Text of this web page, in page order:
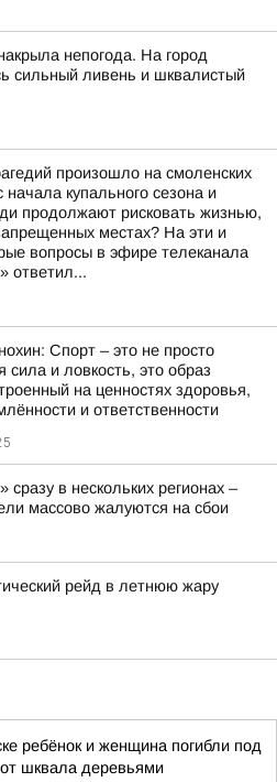
непогода. На город
сильный ливень и шквалистый
произошло на смоленских
начала купального сезона и
продолжают рисковать жизнью,
местах? На эти и
вопросы в эфире телеканала
ответил...
Спорт – это не просто
сила и ловкость, это образ
на ценностях здоровья,
и ответственности
сразу в нескольких регионах –
массово жалуются на сбои
рейд в летнюю жару
ребёнок и женщина погибли под
шквала деревьями